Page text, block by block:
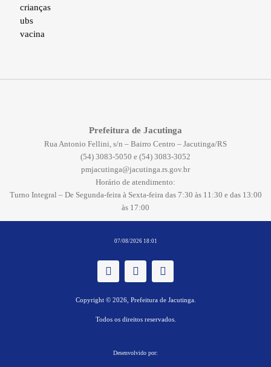
crianças
ubs
vacina
Prefeitura de Jacutinga
Rua Antonio Fellini, s/n – Bairro Centro – Jacutinga/RS
(54) 3083-5050 e (54) 3083-3052
pmjacutinga@jacutinga.rs.gov.br
Horário de atendimento:
Turno Integral – De Segunda-feira à Sexta-feira das 7:30 às 11:30 e das 13:00
às 17:00
07/08/2026 18:01
Copyright © 2026, Prefeitura de Jacutinga.
Todos os direitos reservados.
Desenvolvido por: